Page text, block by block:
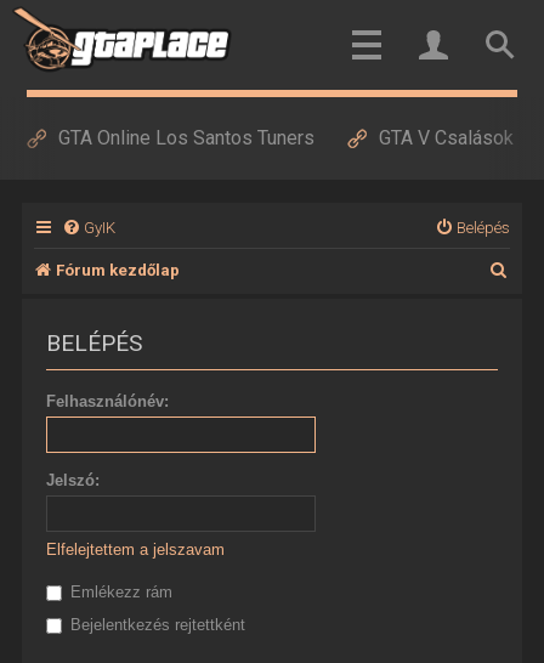
GTA Online Los Santos Tuners GTA V Csalások
GyIK Belépés
Fórum kezdőlap
BELÉPÉS
Felhasználónév:
Jelszó:
Elfelejtettem a jelszavam
Emlékezz rám
Bejelentkezés rejtettként